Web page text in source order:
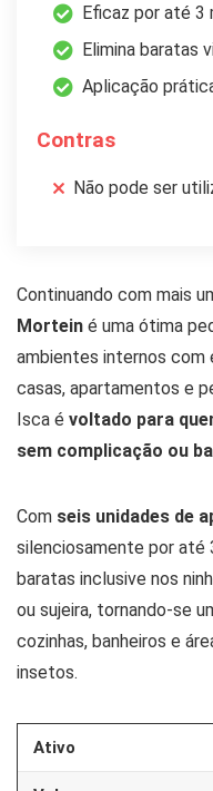
Eficaz por até 3
Elimina baratas
Aplicação
Contras
Não pode ser
Continuando com mais
Mortein é uma ótima
ambientes internos com
casas, apartamentos e
Isca é voltado para
sem complicação ou
Com seis unidades de
silenciosamente por até
baratas inclusive nos
ou sujeira, tornando-se
cozinhas, banheiros e
insetos.
Ativo